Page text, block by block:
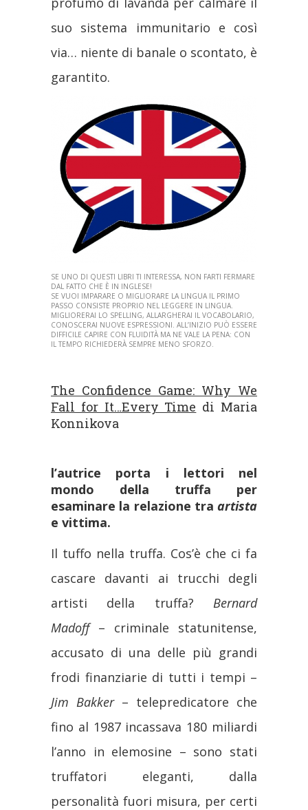
suo sistema immunitario e così
via… niente di banale o scontato, è
garantito.
SE UNO DI QUESTI LIBRI TI INTERESSA, NON FARTI FERMARE
DAL FATTO CHE È IN INGLESE!
SE VUOI IMPARARE O MIGLIORARE LA LINGUA IL PRIMO
PASSO CONSISTE PROPRIO NEL LEGGERE IN LINGUA.
MIGLIORERAI LO SPELLING, ALLARGHERAI IL VOCABOLARIO,
CONOSCERAI NUOVE ESPRESSIONI. ALL’INIZIO PUÒ ESSERE
DIFFICILE CAPIRE CON FLUIDITÀ MA NE VALE LA PENA: CON
IL TEMPO RICHIEDERÀ SEMPRE MENO SFORZO.
The Confidence Game: Why We
Fall for It…Every Time di Maria
Konnikova
l’autrice porta i lettori nel
mondo della truffa per
esaminare la relazione tra artista
e vittima.
Il tuffo nella truffa. Cos’è che ci fa
cascare davanti ai trucchi degli
artisti della truffa? Bernard
Madoff– criminale statunitense,
accusato di una delle più grandi
frodi finanziarie di tutti i tempi –
Jim Bakker– telepredicatore che
fino al 1987 incassava 180 miliardi
l’anno in elemosine – sono stati
truffatori eleganti, dalla
personalità fuori misura, per certi